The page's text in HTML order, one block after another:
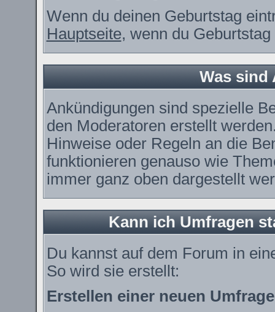
Wenn du deinen Geburtstag
Hauptseite, wenn du Geburtstag
Was sind
Ankündigungen sind spezielle
den Moderatoren erstellt
Hinweise oder Regeln an die
funktionieren genauso wie
immer ganz oben dargestellt
Kann ich Umfragen
Du kannst auf dem Forum in
So wird sie erstellt:
Erstellen einer neuen Umfrage